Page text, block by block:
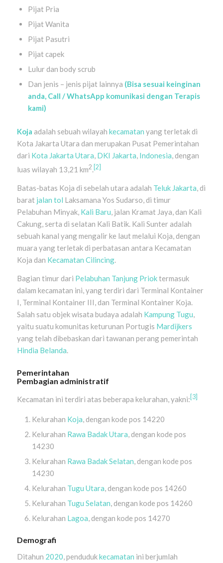
Pijat Pria
Pijat Wanita
Pijat Pasutri
Pijat capek
Lulur dan body scrub
Dan jenis – jenis pijat lainnya (Bisa sesuai keinginan
anda, Call / WhatsApp komunikasi dengan Terapis
kami)
Koja adalah sebuah wilayah kecamatan yang terletak di
Kota Jakarta Utara dan merupakan Pusat Pemerintahan
dari Kota Jakarta Utara, DKI Jakarta, Indonesia, dengan
luas wilayah 13,21 km2. [2]
Batas-batas Koja di sebelah utara adalah Teluk Jakarta, di
barat jalan tol Laksamana Yos Sudarso, di timur
Pelabuhan Minyak, Kali Baru, jalan Kramat Jaya, dan Kali
Cakung, serta di selatan Kali Batik. Kali Sunter adalah
sebuah kanal yang mengalir ke laut melalui Koja, dengan
muara yang terletak di perbatasan antara Kecamatan
Koja dan Kecamatan Cilincing.
Bagian timur dari Pelabuhan Tanjung Prioktermasuk
dalam kecamatan ini, yang terdiri dari Terminal Kontainer
I, Terminal Kontainer III, dan Terminal Kontainer Koja.
Salah satu objek wisata budaya adalah Kampung Tugu,
yaitu suatu komunitas keturunan Portugis Mardijkers
yang telah dibebaskan dari tawanan perang pemerintah
Hindia Belanda.
Pemerintahan
Pembagian administratif
Kecamatan ini terdiri atas beberapa kelurahan, yakni: [3]
Kelurahan Koja, dengan kode pos 14220
Kelurahan Rawa Badak Utara, dengan kode pos
14230
Kelurahan Rawa Badak Selatan, dengan kode pos
14230
Kelurahan Tugu Utara, dengan kode pos 14260
Kelurahan Tugu Selatan, dengan kode pos 14260
Kelurahan Lagoa, dengan kode pos 14270
Demografi
Ditahun 2020, pendudukkecamatan ini berjumlah